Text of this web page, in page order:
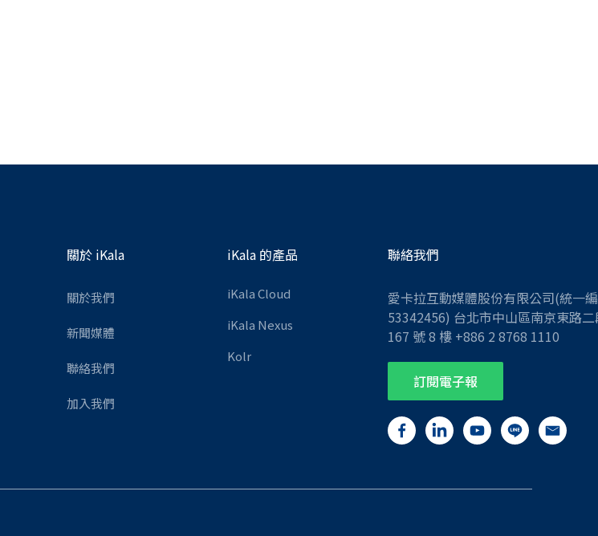
關於 iKala
關於我們
新聞媒體
聯絡我們
加入我們
iKala 的產品
iKala Cloud
iKala Nexus
Kolr
聯絡我們
愛卡拉互動媒體股份有限公司(統一
53342456) 台北市中山區南京東路
167 號 8 樓 +886 2 8768 1110
訂閱電子報